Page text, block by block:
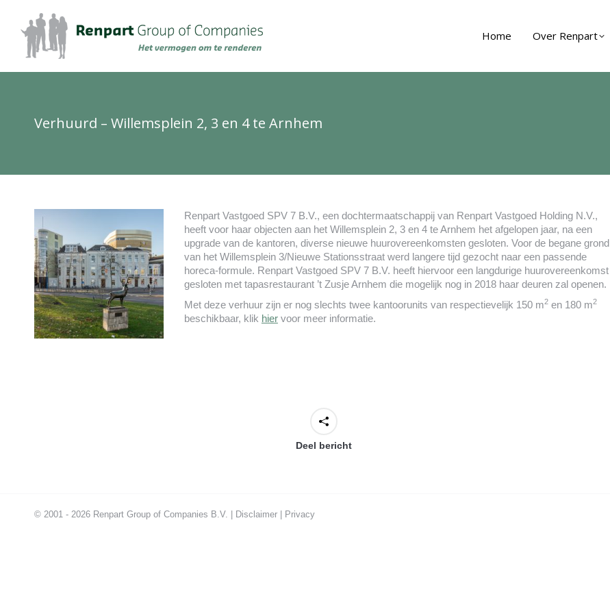
Home Over Renpart
Verhuurd – Willemsplein 2, 3 en 4 te Arnhem
Renpart Vastgoed SPV 7 B.V., een dochtermaatschappij van Renpart Vastgoed Holding N.V.,
heeft voor haar objecten aan het Willemsplein 2, 3 en 4 te Arnhem het afgelopen jaar, na een
upgrade van de kantoren, diverse nieuwe huurovereenkomsten gesloten. Voor de begane grond
van het Willemsplein 3/Nieuwe Stationsstraat werd langere tijd gezocht naar een passende
horeca-formule. Renpart Vastgoed SPV 7 B.V. heeft hiervoor een langdurige huurovereenkomst
gesloten met tapasrestaurant ’t Zusje Arnhem die mogelijk nog in 2018 haar deuren zal openen.
Met deze verhuur zijn er nog slechts twee kantoorunits van respectievelijk 150 m2en 180 m2
beschikbaar, klik hiervoor meer informatie.
Deel bericht
© 2001 - 2026 Renpart Group of Companies B.V. | Disclaimer Privacy